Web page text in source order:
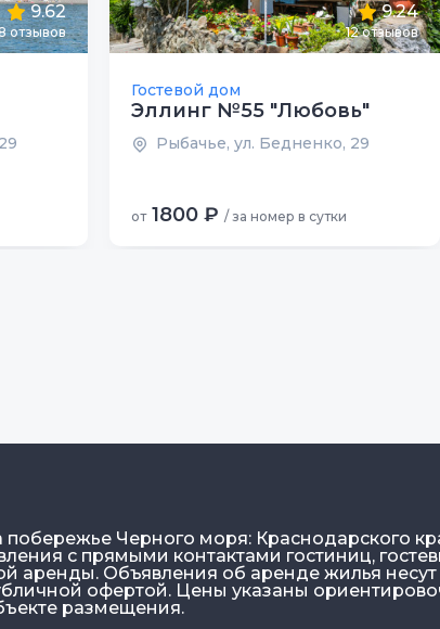
9.62
отзывов
9.24
12отзывов
Гостевой дом
Эллинг №55 "Любовь"
Рыбачье, ул. Бедненко, 29
от 1800 ₽ / за номер в сутки
побережье Черного моря: Краснодарского
с прямыми контактами гостиниц,
аренды. Объявления об аренде жилья
офертой. Цены указаны
размещения.